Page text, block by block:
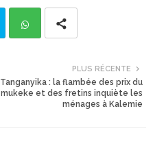
ats
PLUS RÉCENTE
Tanganyika : la flambée des prix du
mukeke et des fretins inquiète les
ménages à Kalemie